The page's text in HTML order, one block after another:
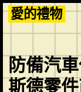
Skip
to
content
愛的禮物
防備汽
斯德零